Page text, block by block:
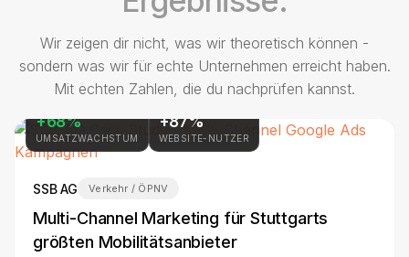
Wir zeigen dir nicht, was wir theoretisch können -
sondern was wir für echte Unternehmen erreicht haben.
Mit echten Zahlen, die du nachprüfen kannst.
+68%
UMSATZWACHSTUM
+87%
WEBSITE-NUTZER
SSB AG Verkehr / ÖPNV
Multi-Channel Marketing für Stuttgarts
größten Mobilitätsanbieter